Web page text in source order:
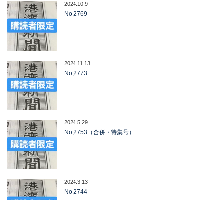
2024.10.9
No,2769
2024.11.13
No,2773
2024.5.29
No,2753（合併・特集号）
2024.3.13
No,2744